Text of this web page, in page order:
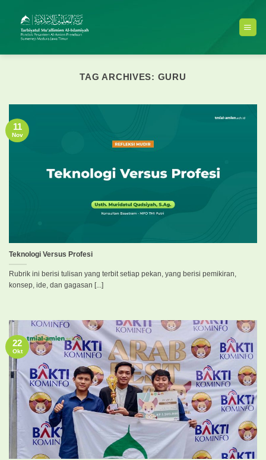
content
TAG ARCHIVES: GURU
Teknologi Versus Profesi
Rubrik ini berisi tulisan yang terbit setiap pekan, yang berisi pemikiran,
konsep, ide, dan gagasan [...]
11
Nov
22
Okt